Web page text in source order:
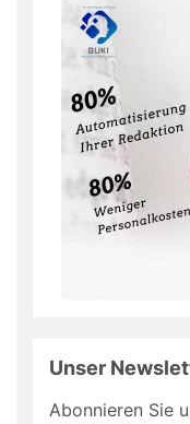
Unser
Abonnieren Sie